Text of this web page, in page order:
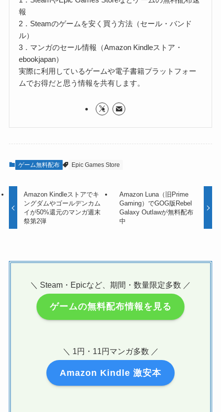
報
2．Steamのゲームを安く買う方法（セール・バンド
ル）
3．マンガのセール情報（Amazon Kindleストア・
ebookjapan）
実際に利用しているゲームや電子書籍プラットフォー
ムでお得だと思う情報を共有します。
ゲーム無料配布 Epic Games Store
Amazon Kindleストアでキ
ングダムやゴールデンカム
イが50%還元のマンガ週末
祭第2弾
Amazon Luna（旧Prime
Gaming）でGOG版Rebel
Galaxy Outlawが無料配布
中
＼ Steam・Epicなど、期間・数量限定多数 ／
ゲームの無料配布情報を見る
＼ 1円・11円マンガ多数 ／
Amazon Kindle 激安本